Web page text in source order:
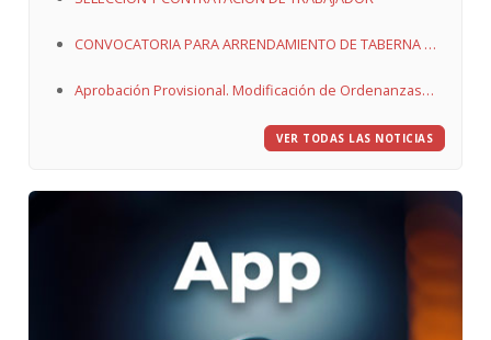
CONVOCATORIA PARA ARRENDAMIENTO DE TABERNA DE
Aprobación Provisional. Modificación de Ordenanzas
VER TODAS LAS NOTICIAS